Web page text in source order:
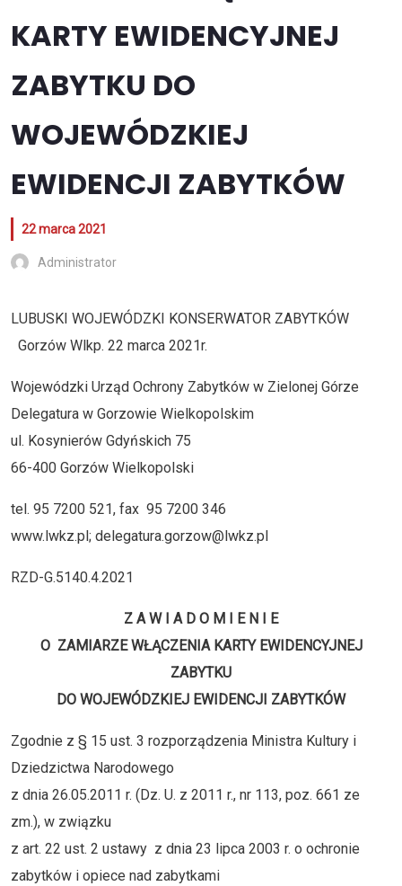
KARTY EWIDENCYJNEJ
ZABYTKU DO
WOJEWÓDZKIEJ
EWIDENCJI ZABYTKÓW
22 marca 2021
Administrator
LUBUSKI WOJEWÓDZKI KONSERWATOR ZABYTKÓW
Gorzów Wlkp. 22 marca 2021r.
Wojewódzki Urząd Ochrony Zabytków w Zielonej Górze
Delegatura w Gorzowie Wielkopolskim
ul. Kosynierów Gdyńskich 75
66-400 Gorzów Wielkopolski
tel. 95 7200 521, fax 95 7200 346
www.lwkz.pl; delegatura.gorzow@lwkz.pl
RZD-G.5140.4.2021
Z A W I A D O M I E N I E
O ZAMIARZE WŁĄCZENIA KARTY EWIDENCYJNEJ
ZABYTKU
DO WOJEWÓDZKIEJ EWIDENCJI ZABYTKÓW
Zgodnie z § 15 ust. 3 rozporządzenia Ministra Kultury i
Dziedzictwa Narodowego
z dnia 26.05.2011 r. (Dz. U. z 2011 r., nr 113, poz. 661 ze
zm.), w związku
z art. 22 ust. 2 ustawy z dnia 23 lipca 2003 r. o ochronie
zabytków i opiece nad zabytkami